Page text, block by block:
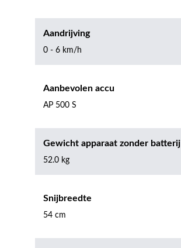
Aandrijving
0 - 6 km/h
Aanbevolen accu
AP 500 S
Gewicht apparaat zonder batterij
52.0 kg
Snijbreedte
54 cm